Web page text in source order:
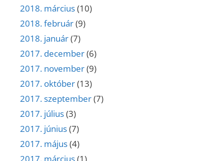
2018. március(10)
2018. február(9)
2018. január(7)
2017. december(6)
2017. november(9)
2017. október(13)
2017. szeptember(7)
2017. július(3)
2017. június(7)
2017. május(4)